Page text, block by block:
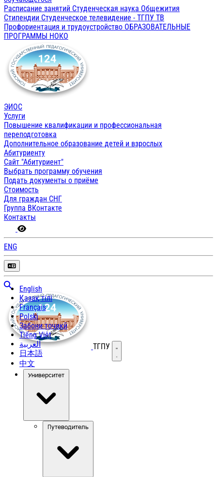
Расписание занятий Студенческая наука Общежития
Стипендии Студенческое телевидение - ТГПУ ТВ
Профориентация и трудоустройство ОБРАЗОВАТЕЛЬНЫЕ
ПРОГРАММЫ НОКО
ЭИОС
Услуги
Повышение квалификации и профессиональная
переподготовка
Дополнительное образование детей и взрослых
Абитуриенту
Сайт "Абитуриент"
Выбрать программу обучения
Подать документы о приёме
Стоимость
Для граждан СНГ
Группа ВКонтакте
Контакты
ENG
English
Қазақ тілі
Français
Polski
Забони тоҷикӣ
Tiếng Việt
العربية
日本語
中文
ТГПУ Открыть меню
Университет
Путеводитель